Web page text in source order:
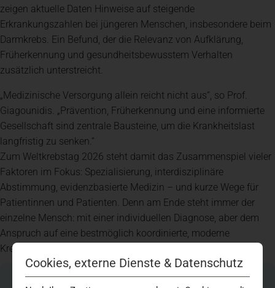
zeigen aktuelle Daten Hinweise auf steigende
Erkrankungszahlen bei jüngeren Menschen, insbesondere beim
Darmkrebs. Ein Befund, der die Relevanz von Aufklärung,
Früherkennung und gesundheitsbewusstem Verhalten
zusätzlich unterstreicht.
„Medizinische Versorgung allein reicht nicht aus“, so Prof.
Giagounidis. „Prävention, Früherkennung und eine informierte
Gesellschaft sind zentrale Bausteine, um die Krankheitslast
langfristig zu senken.“
Zum Weltkrebstag 2026 steht damit das Zusammenspiel vieler
Faktoren im Fokus: Spezialisierung, interdisziplinäre
Abstimmung, evidenzbasierte Medizin – und kurze Wege für
Patientinnen und Patienten. Denn am Ende steht immer der
einzelne Mensch: mit einer individuellen Diagnose, aber dem
Anspruch auf eine bestmöglich koordinierte, moderne
Krebstherapie.
Cookies, externe Dienste & Datenschutz